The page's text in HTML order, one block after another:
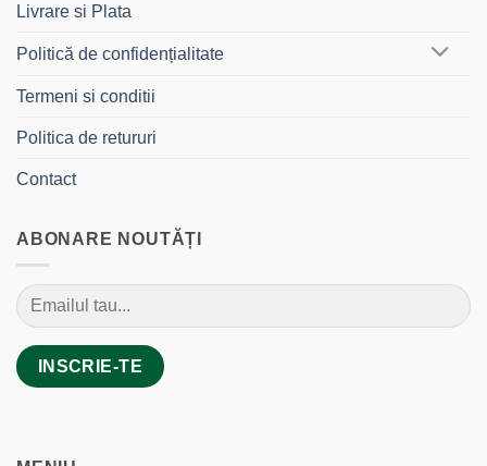
Livrare si Plata
Politică de confidențialitate
Termeni si conditii
Politica de retururi
Contact
ABONARE NOUTĂȚI